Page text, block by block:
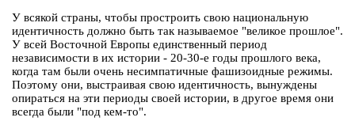
У всякой страны, чтобы простроить свою национальную
идентичность должно быть так называемое "великое прошлое".
У всей Восточной Европы единственный период
независимости в их истории - 20-30-е годы прошлого века,
когда там были очень несимпатичные фашизоидные режимы.
Поэтому они, выстраивая свою идентичность, вынуждены
опираться на эти периоды своей истории, в другое время они
всегда были "под кем-то".